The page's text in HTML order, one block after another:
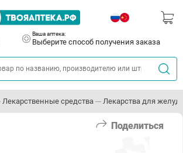
Ваша аптека:
Выберите способ получения заказа
Лекарственные средства Лекарства для
Поделиться